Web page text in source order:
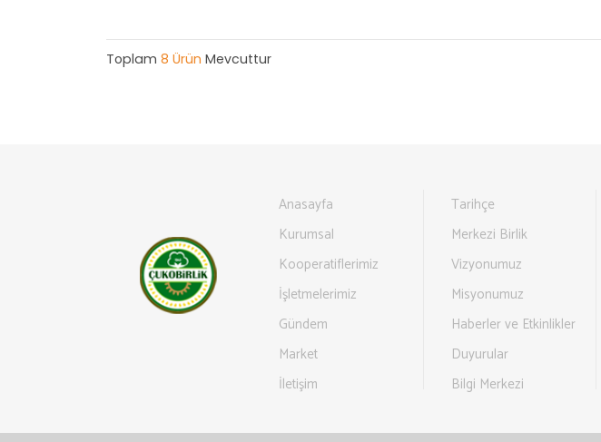
Toplam 8 Ürün Mevcuttur
Anasayfa
Kurumsal
Kooperatiflerimiz
İşletmelerimiz
Gündem
Market
İletişim
Tarihçe
Merkezi Birlik
Vizyonumuz
Misyonumuz
Haberler ve Etkinlikler
Duyurular
Bilgi Merkezi